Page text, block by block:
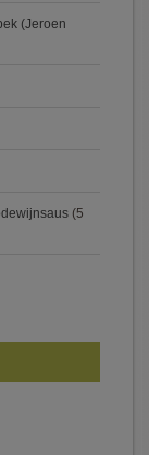
(Jeroen
(5